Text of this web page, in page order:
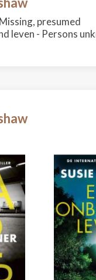
presumed
leven - Persons